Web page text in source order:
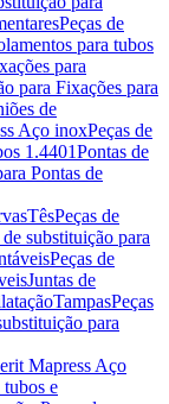
Peças de
para tubos
para
para Fixações para
de
Aço inoxPeças de
1.4401Pontas de
Pontas de
TêsPeças de
de substituição para
Peças de
Juntas de
TampasPeças
para
Mapress Aço
tubos e